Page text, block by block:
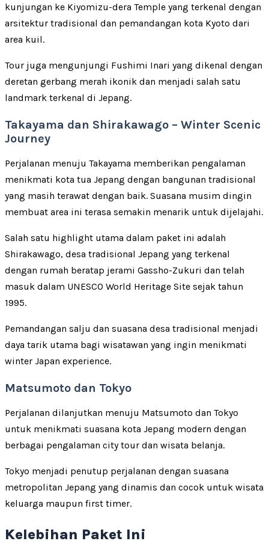
kunjungan ke Kiyomizu-dera Temple yang terkenal dengan
arsitektur tradisional dan pemandangan kota Kyoto dari
area kuil.
Tour juga mengunjungi Fushimi Inari yang dikenal dengan
deretan gerbang merah ikonik dan menjadi salah satu
landmark terkenal di Jepang.
Takayama dan Shirakawago – Winter Scenic
Journey
Perjalanan menuju Takayama memberikan pengalaman
menikmati kota tua Jepang dengan bangunan tradisional
yang masih terawat dengan baik. Suasana musim dingin
membuat area ini terasa semakin menarik untuk dijelajahi.
Salah satu highlight utama dalam paket ini adalah
Shirakawago, desa tradisional Jepang yang terkenal
dengan rumah beratap jerami Gassho-Zukuri dan telah
masuk dalam UNESCO World Heritage Site sejak tahun
1995.
Pemandangan salju dan suasana desa tradisional menjadi
daya tarik utama bagi wisatawan yang ingin menikmati
winter Japan experience.
Matsumoto dan Tokyo
Perjalanan dilanjutkan menuju Matsumoto dan Tokyo
untuk menikmati suasana kota Jepang modern dengan
berbagai pengalaman city tour dan wisata belanja.
Tokyo menjadi penutup perjalanan dengan suasana
metropolitan Jepang yang dinamis dan cocok untuk wisata
keluarga maupun first timer.
Kelebihan Paket Ini